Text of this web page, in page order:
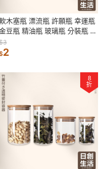
木塞瓶 漂流瓶 許願瓶 幸運瓶
豆瓶 精油瓶 玻璃瓶 分裝瓶 星
瓶 試管瓶 迷你玻璃瓶
2
8
折